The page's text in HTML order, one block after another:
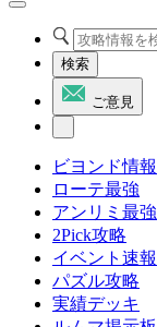
検索
ご意見
ビヨンド情報
ローテ最強
アンリミ最強
2Pick攻略
イベント速報
パズル攻略
実績デッキ